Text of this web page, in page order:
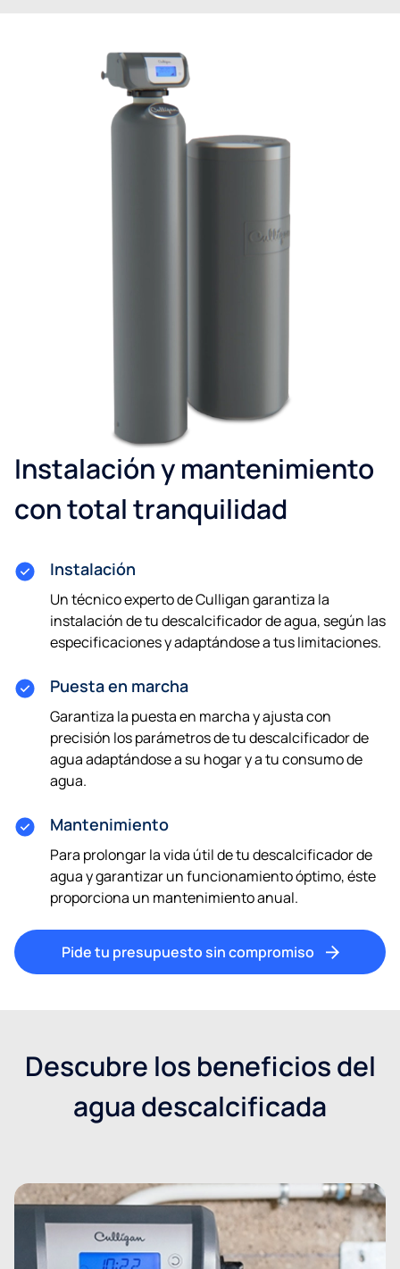
Instalación y mantenimiento
con total tranquilidad
Instalación
Un técnico experto de Culligan garantiza la
instalación de tu descalcificador de agua, según las
especificaciones y adaptándose a tus limitaciones.
Puesta en marcha
Garantiza la puesta en marcha y ajusta con
precisión los parámetros de tu descalcificador de
agua adaptándose a su hogar y a tu consumo de
agua.
Mantenimiento
Para prolongar la vida útil de tu descalcificador de
agua y garantizar un funcionamiento óptimo, éste
proporciona un mantenimiento anual.
Pide tu presupuesto sin compromiso
Descubre los beneficios del
agua descalcificada